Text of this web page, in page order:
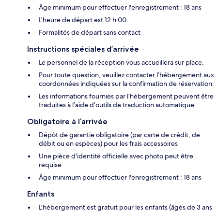
Âge minimum pour effectuer l'enregistrement : 18 ans
L'heure de départ est 12 h 00
Formalités de départ sans contact
Instructions spéciales d’arrivée
Le personnel de la réception vous accueillera sur place.
Pour toute question, veuillez contacter l’hébergement aux
coordonnées indiquées sur la confirmation de réservation.
Les informations fournies par l’hébergement peuvent être
traduites à l’aide d’outils de traduction automatique
Obligatoire à l’arrivée
Dépôt de garantie obligatoire (par carte de crédit, de
débit ou en espèces) pour les frais accessoires
Une pièce d'identité officielle avec photo peut être
requise
Âge minimum pour effectuer l'enregistrement : 18 ans
Enfants
L'hébergement est gratuit pour les enfants (âgés de 3 ans